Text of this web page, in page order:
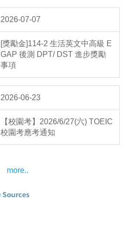
2026-07-07
[獎勵金]114-2 生活英文中高級 E
GAP 後測 DPT/ DST 進步獎勵
事項
2026-06-23
【校園考】2026/6/27(六) TOEIC
校園考應考通知
more..